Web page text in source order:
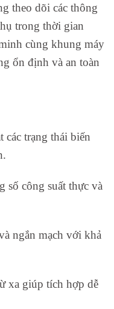
theo dõi các thông
trong thời gian
cùng khung máy
ổn định và an toàn
trạng thái biến
số công suất thực và
ngắn mạch với khả
xa giúp tích hợp dễ